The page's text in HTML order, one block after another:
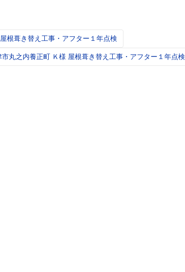
根葺き替え工事・アフター１年点検
市丸之内養正町 Ｋ様 屋根葺き替え工事・アフター１年点検